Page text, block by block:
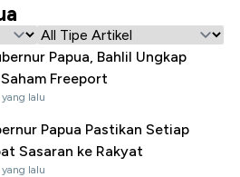
Papua, Bahlil Ungkap
Saham Freeport
lalu
Papua Pastikan Setiap
Sasaran ke Rakyat
lalu